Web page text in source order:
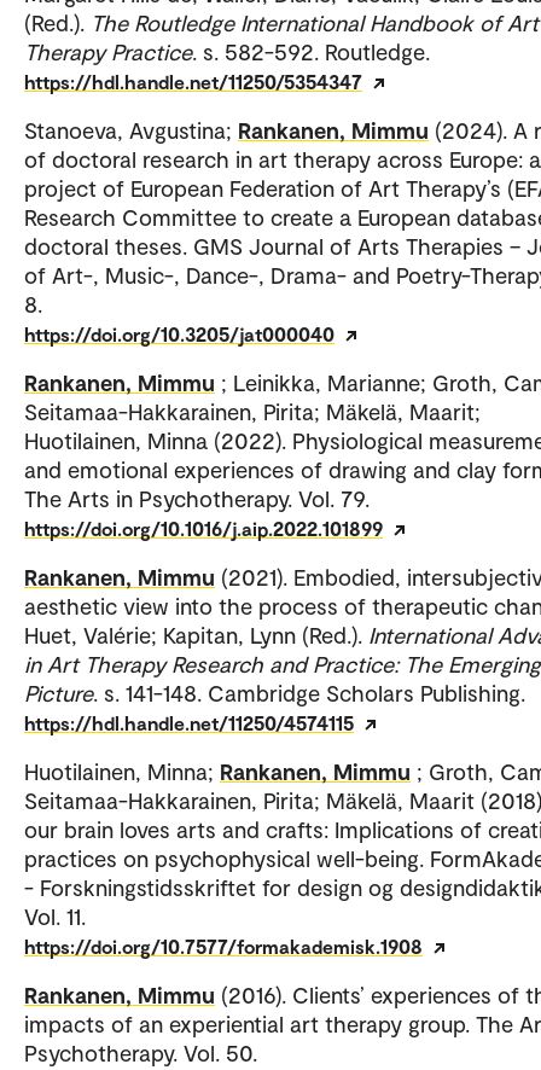
(Red.). The Routledge International Handbook of Art
Therapy Practice. s. 582-592. Routledge.
https://hdl.handle.net/11250/5354347
Stanoeva, Avgustina; Rankanen, Mimmu (2024). A
of doctoral research in art therapy across Europe: a
project of European Federation of Art Therapy’s
Research Committee to create a European
doctoral theses. GMS Journal of Arts Therapies –
of Art-, Music-, Dance-, Drama- and Poetry-
8.
https://doi.org/10.3205/jat000040
Rankanen, Mimmu ; Leinikka, Marianne; Groth,
Seitamaa-Hakkarainen, Pirita; Mäkelä, Maarit;
Huotilainen, Minna (2022). Physiological
and emotional experiences of drawing and clay
The Arts in Psychotherapy. Vol. 79.
https://doi.org/10.1016/j.aip.2022.101899
Rankanen, Mimmu (2021). Embodied,
aesthetic view into the process of therapeutic
Huet, Valérie; Kapitan, Lynn (Red.). International
in Art Therapy Research and Practice: The Emerging
Picture. s. 141-148. Cambridge Scholars Publishing.
https://hdl.handle.net/11250/4574115
Huotilainen, Minna; Rankanen, Mimmu ; Groth,
Seitamaa-Hakkarainen, Pirita; Mäkelä, Maarit
our brain loves arts and crafts: Implications of
practices on psychophysical well-being.
- Forskningstidsskriftet for design og
Vol. 11.
https://doi.org/10.7577/formakademisk.1908
Rankanen, Mimmu (2016). Clients’ experiences of
impacts of an experiential art therapy group. The
Psychotherapy. Vol. 50.